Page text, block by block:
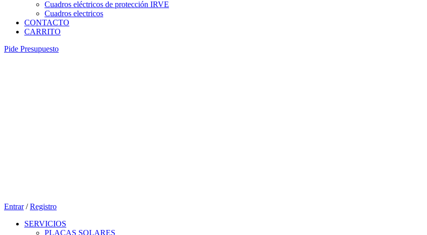
Cuadros eléctricos de protección IRVE
Cuadros electricos
CONTACTO
CARRITO
Pide Presupuesto
Entrar / Registro
SERVICIOS
PLACAS SOLARES